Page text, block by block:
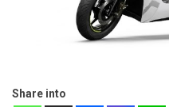
Share into